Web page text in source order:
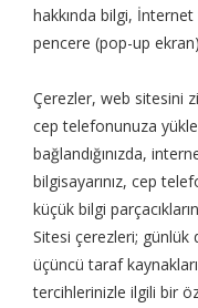
hakkında bilgi, İnternet
pencere (pop-up
Çerezler, web sitesini
cep telefonunuza
bağlandığınızda,
bilgisayarınız, cep
küçük bilgi
Sitesi çerezleri; günlük
üçüncü taraf kaynakları
tercihlerinizle ilgili bir